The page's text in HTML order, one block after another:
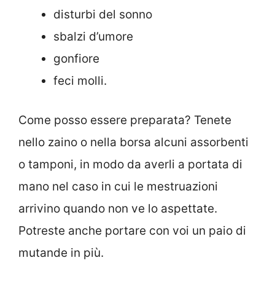
disturbi del sonno
sbalzi d’umore
gonfiore
feci molli.
Come posso essere preparata? Tenete
nello zaino o nella borsa alcuni assorbenti
o tamponi, in modo da averli a portata di
mano nel caso in cui le mestruazioni
arrivino quando non ve lo aspettate.
Potreste anche portare con voi un paio di
mutande in più.